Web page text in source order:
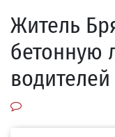
Житель
бетонную
водителей